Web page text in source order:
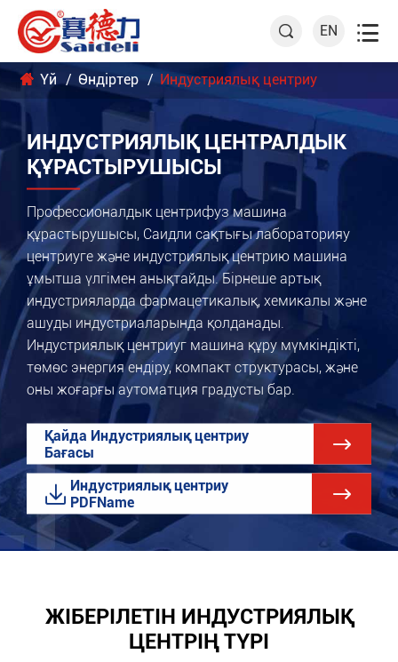
 EN 
Үй Өндіртер Индустриялық центриу
ИНДУСТРИЯЛЫҚ ЦЕНТРАЛДЫК
ҚҰРАСТЫРУШЫСЫ
Профессионалдык центрифуз машина
құрастырушысы, Саидли сақтығы лабораторияу
центриуге және индустриялық центрию машина
ұмытша үлгімен анықтайды. Бірнеше артық
индустрияларда фармацетикалық, хемикалы және
ашуды индустриаларында қолданады.
Индустриялық центриуг машина құру мүмкіндікті,
төмөс энергия ендіру, компакт структурасы, және
оны жоғарғы аутоматция градусты бар.
Қайда Индустриялық центриу
Бағасы

 Индустриялық центриу
PDFName

ЖІБЕРІЛЕТІН ИНДУСТРИЯЛЫҚ
ЦЕНТРІҢ ТҮРІ